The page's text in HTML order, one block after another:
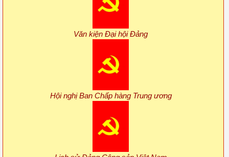
Văn kiện Đại hội Đảng
Hội nghị Ban Chấp hàng Trung ương